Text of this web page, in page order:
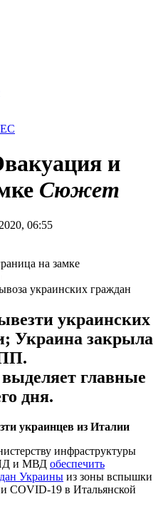
ЕС
и
Сюжет
06:55
украинских граждан
украинских
Украина закрыла
главные
дня.
украинцев из Италии
инфраструктуры
и МВД обеспечить
Украины из зоны вспышки
COVID-19 в Итальянской